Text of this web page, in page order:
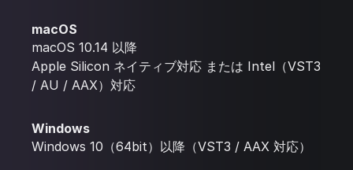
macOS
macOS 10.14 以降
Apple Silicon ネイティブ対応 または Intel（VST3
/ AU / AAX）対応
Windows
Windows 10（64bit）以降（VST3 / AAX 対応）